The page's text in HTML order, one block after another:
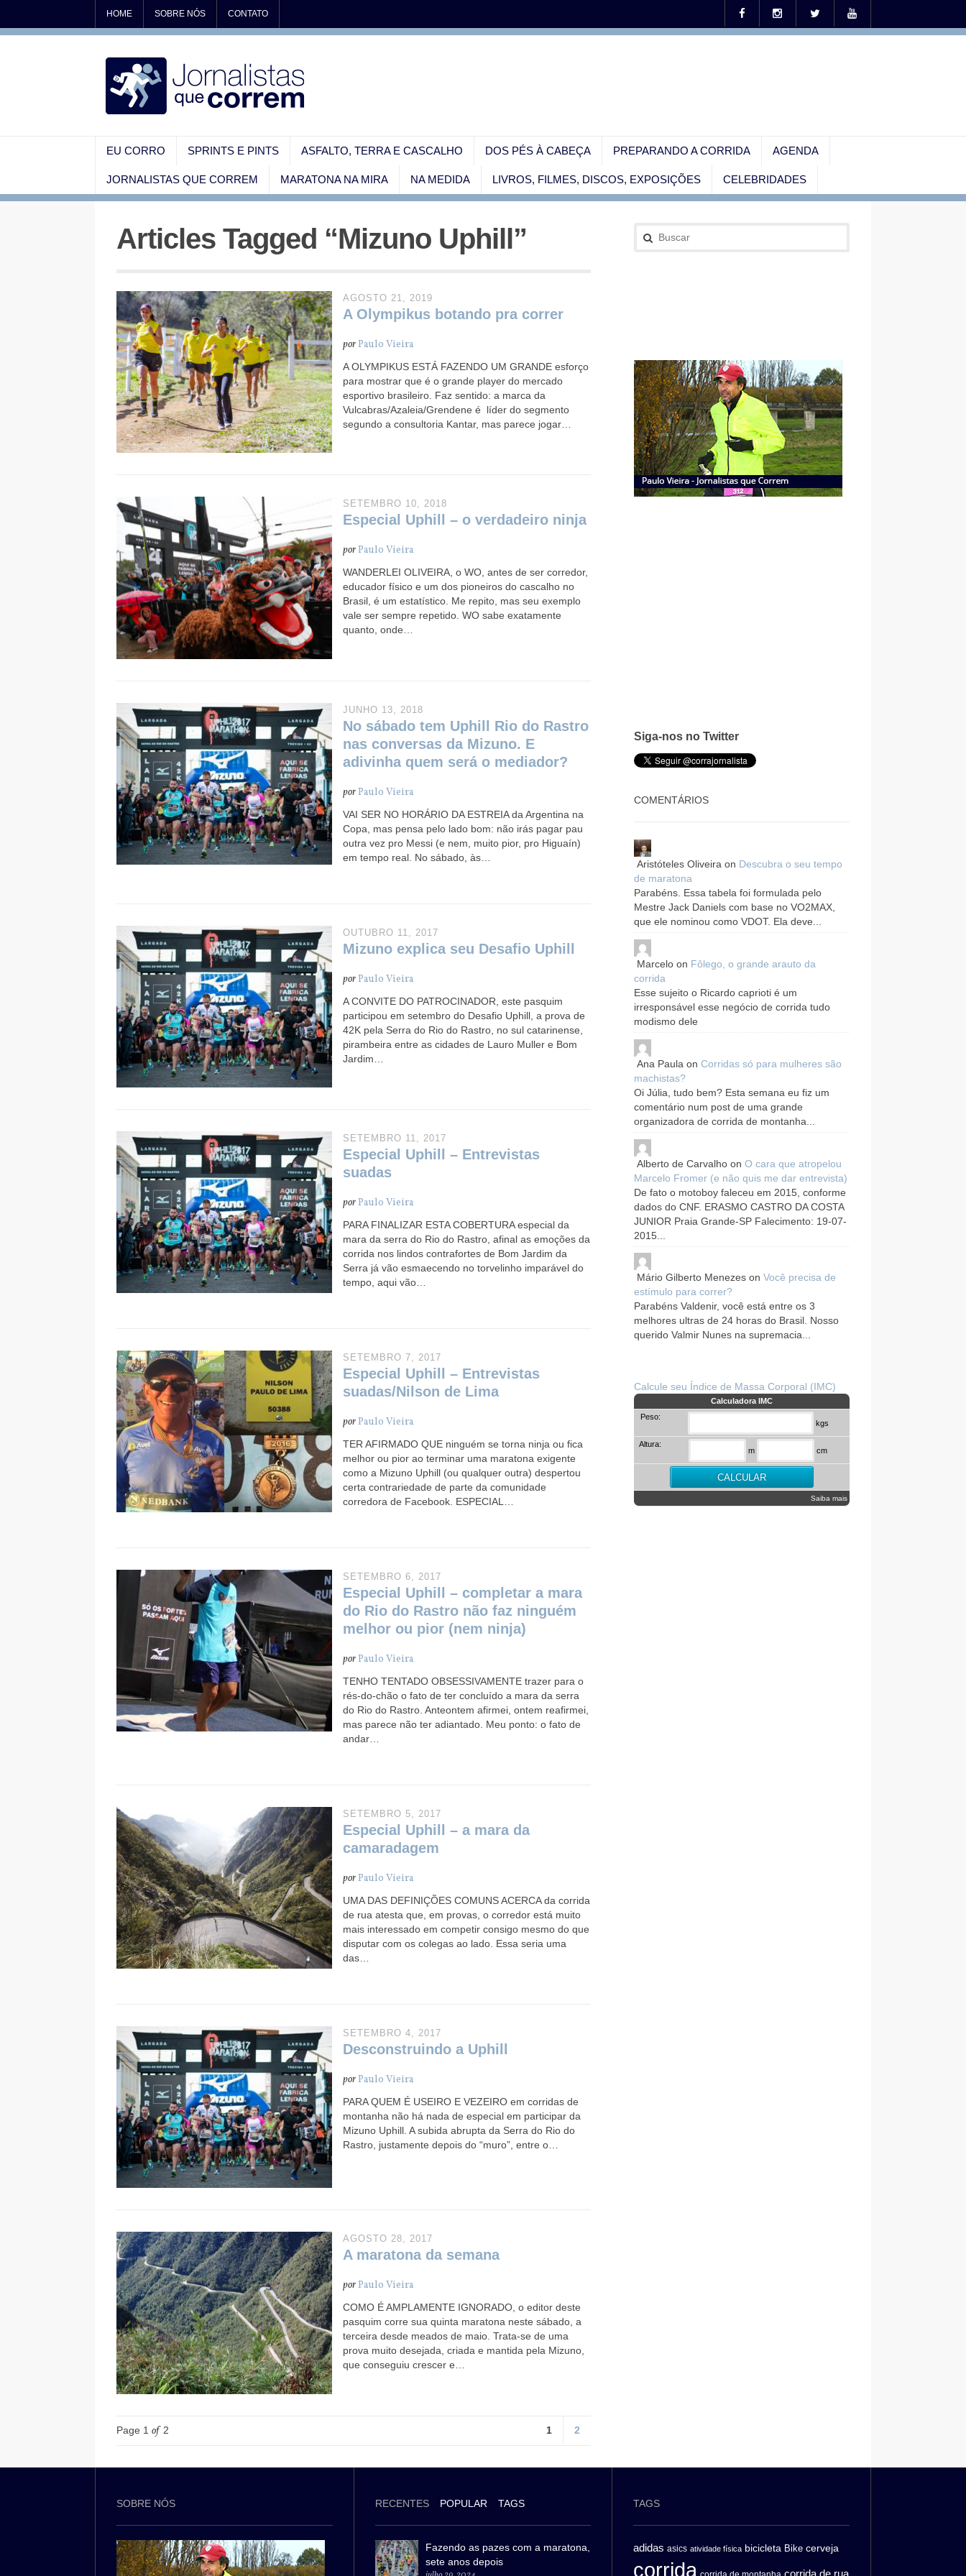
HOME SOBRE NÓS CONTATO
EU CORRO SPRINTS E PINTS ASFALTO, TERRA E CASCALHO DOS PÉS À CABEÇA PREPARANDO A CORRIDA AGENDA
JORNALISTAS QUE CORREM MARATONA NA MIRA NA MEDIDA LIVROS, FILMES, DISCOS, EXPOSIÇÕES CELEBRIDADES
Articles Tagged “Mizuno Uphill”
AGOSTO 21, 2019
A Olympikus botando pra correr
porPaulo Vieira
A OLYMPIKUS ESTÁ FAZENDO UM GRANDE esforço
para mostrar que é o grande player do mercado
esportivo brasileiro. Faz sentido: a marca da
Vulcabras/Azaleia/Grendene é líder do segmento
segundo a consultoria Kantar, mas parece jogar…
SETEMBRO 10, 2018
Especial Uphill – o verdadeiro ninja
porPaulo Vieira
WANDERLEI OLIVEIRA, o WO, antes de ser corredor,
educador físico e um dos pioneiros do cascalho no
Brasil, é um estatístico. Me repito, mas seu exemplo
vale ser sempre repetido. WO sabe exatamente
quanto, onde…
JUNHO 13, 2018
No sábado tem Uphill Rio do Rastro
nas conversas da Mizuno. E
adivinha quem será o mediador?
porPaulo Vieira
VAI SER NO HORÁRIO DA ESTREIA da Argentina na
Copa, mas pensa pelo lado bom: não irás pagar pau
outra vez pro Messi (e nem, muito pior, pro Higuaín)
em tempo real. No sábado, às…
OUTUBRO 11, 2017
Mizuno explica seu Desafio Uphill
porPaulo Vieira
A CONVITE DO PATROCINADOR, este pasquim
participou em setembro do Desafio Uphill, a prova de
42K pela Serra do Rio do Rastro, no sul catarinense,
pirambeira entre as cidades de Lauro Muller e Bom
Jardim…
SETEMBRO 11, 2017
Especial Uphill – Entrevistas
suadas
porPaulo Vieira
PARA FINALIZAR ESTA COBERTURA especial da
mara da serra do Rio do Rastro, afinal as emoções da
corrida nos lindos contrafortes de Bom Jardim da
Serra já vão esmaecendo no torvelinho imparável do
tempo, aqui vão…
SETEMBRO 7, 2017
Especial Uphill – Entrevistas
suadas/Nilson de Lima
porPaulo Vieira
TER AFIRMADO QUE ninguém se torna ninja ou fica
melhor ou pior ao terminar uma maratona exigente
como a Mizuno Uphill (ou qualquer outra) despertou
certa contrariedade de parte da comunidade
corredora de Facebook. ESPECIAL…
SETEMBRO 6, 2017
Especial Uphill – completar a mara
do Rio do Rastro não faz ninguém
melhor ou pior (nem ninja)
porPaulo Vieira
TENHO TENTADO OBSESSIVAMENTE trazer para o
rés-do-chão o fato de ter concluído a mara da serra
do Rio do Rastro. Anteontem afirmei, ontem reafirmei,
mas parece não ter adiantado. Meu ponto: o fato de
andar…
SETEMBRO 5, 2017
Especial Uphill – a mara da
camaradagem
porPaulo Vieira
UMA DAS DEFINIÇÕES COMUNS ACERCA da corrida
de rua atesta que, em provas, o corredor está muito
mais interessado em competir consigo mesmo do que
disputar com os colegas ao lado. Essa seria uma
das…
SETEMBRO 4, 2017
Desconstruindo a Uphill
porPaulo Vieira
PARA QUEM É USEIRO E VEZEIRO em corridas de
montanha não há nada de especial em participar da
Mizuno Uphill. A subida abrupta da Serra do Rio do
Rastro, justamente depois do “muro”, entre o…
AGOSTO 28, 2017
A maratona da semana
porPaulo Vieira
COMO É AMPLAMENTE IGNORADO, o editor deste
pasquim corre sua quinta maratona neste sábado, a
terceira desde meados de maio. Trata-se de uma
prova muito desejada, criada e mantida pela Mizuno,
que conseguiu crescer e…
Page 1 of2 1 2
Siga-nos no Twitter
COMENTÁRIOS
Aristóteles Oliveira on Descubra o seu tempo
de maratona
Parabéns. Essa tabela foi formulada pelo
Mestre Jack Daniels com base no VO2MAX,
que ele nominou como VDOT. Ela deve...
Marceloon Fôlego, o grande arauto da
corrida
Esse sujeito o Ricardo caprioti é um
irresponsável esse negócio de corrida tudo
modismo dele
Ana Paula on Corridas só para mulheres são
machistas?
Oi Júlia, tudo bem? Esta semana eu fiz um
comentário num post de uma grande
organizadora de corrida de montanha...
Alberto de Carvalhoon O cara que atropelou
Marcelo Fromer (e não quis me dar entrevista)
De fato o motoboy faleceu em 2015, conforme
dados do CNF. ERASMO CASTRO DA COSTA
JUNIOR Praia Grande-SP Falecimento: 19-07-
2015...
Mário Gilberto Menezeson Você precisa de
estímulo para correr?
Parabéns Valdenir, você está entre os 3
melhores ultras de 24 horas do Brasil. Nosso
querido Valmir Nunes na supremacia...
Calcule seu Índice de Massa Corporal (IMC)
Calculadora IMC
Peso:
kgs
Altura:
m cm
Saiba mais
SOBRE NÓS RECENTES POPULAR TAGS
Fazendo as pazes com a maratona,
sete anos depois
TAGS
adidas asics atividade física bicicleta Bike cerveja
corrida corrida de rua